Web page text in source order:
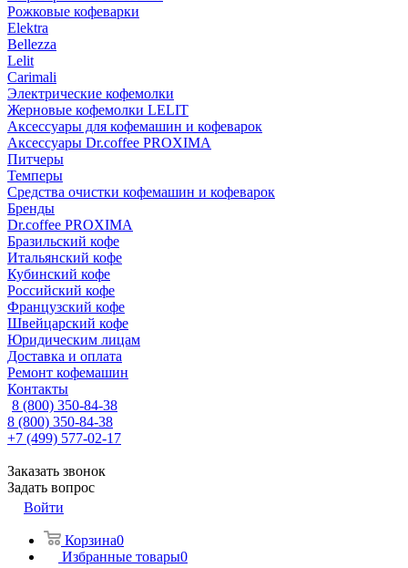
Рожковые кофеварки
Elektra
Bellezza
Lelit
Carimali
Электрические кофемолки
Жерновые кофемолки LELIT
Аксессуары для кофемашин и кофеварок
Аксессуары Dr.coffee PROXIMA
Питчеры
Темперы
Средства очистки кофемашин и кофеварок
Бренды
Dr.coffee PROXIMA
Бразильский кофе
Итальянский кофе
Кубинский кофе
Российский кофе
Французский кофе
Швейцарский кофе
Юридическим лицам
Доставка и оплата
Ремонт кофемашин
Контакты
8 (800) 350-84-38
8 (800) 350-84-38
+7 (499) 577-02-17
Заказать звонок
Задать вопрос
Войти
Корзина0
Избранные товары0